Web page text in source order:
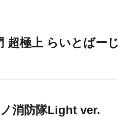
超極上 らいとばー
消防隊Light ver.